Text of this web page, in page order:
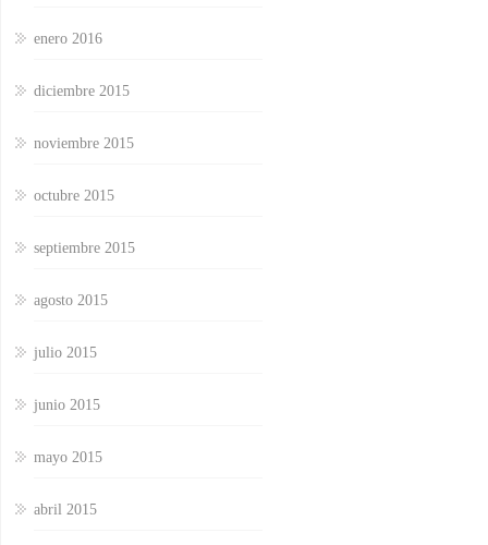
enero 2016
diciembre 2015
noviembre 2015
octubre 2015
septiembre 2015
agosto 2015
julio 2015
junio 2015
mayo 2015
abril 2015